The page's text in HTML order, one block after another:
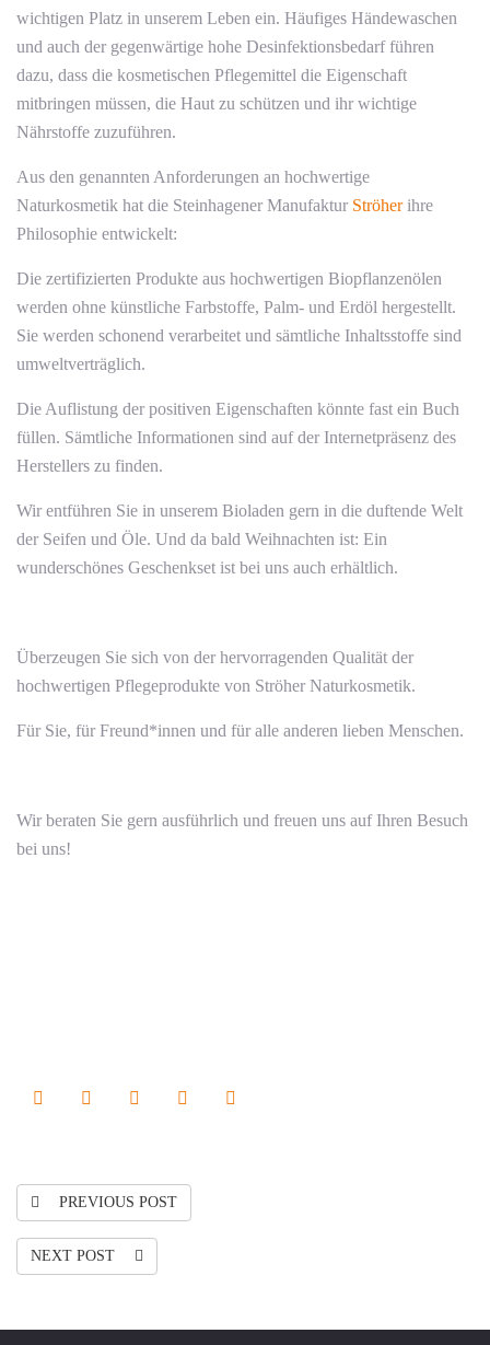
wichtigen Platz in unserem Leben ein. Häufiges Händewaschen
und auch der gegenwärtige hohe Desinfektionsbedarf führen
dazu, dass die kosmetischen Pflegemittel die Eigenschaft
mitbringen müssen, die Haut zu schützen und ihr wichtige
Nährstoffe zuzuführen.
Aus den genannten Anforderungen an hochwertige
Naturkosmetik hat die Steinhagener Manufaktur Ströherihre
Philosophie entwickelt:
Die zertifizierten Produkte aus hochwertigen Biopflanzenölen
werden ohne künstliche Farbstoffe, Palm- und Erdöl hergestellt.
Sie werden schonend verarbeitet und sämtliche Inhaltsstoffe sind
umweltverträglich.
Die Auflistung der positiven Eigenschaften könnte fast ein Buch
füllen. Sämtliche Informationen sind auf der Internetpräsenz des
Herstellers zu finden.
Wir entführen Sie in unserem Bioladen gern in die duftende Welt
der Seifen und Öle. Und da bald Weihnachten ist: Ein
wunderschönes Geschenkset ist bei uns auch erhältlich.
Überzeugen Sie sich von der hervorragenden Qualität der
hochwertigen Pflegeprodukte von Ströher Naturkosmetik.
Für Sie, für Freund*innen und für alle anderen lieben Menschen.
Wir beraten Sie gern ausführlich und freuen uns auf Ihren Besuch
bei uns!
PREVIOUS POST
NEXT POST